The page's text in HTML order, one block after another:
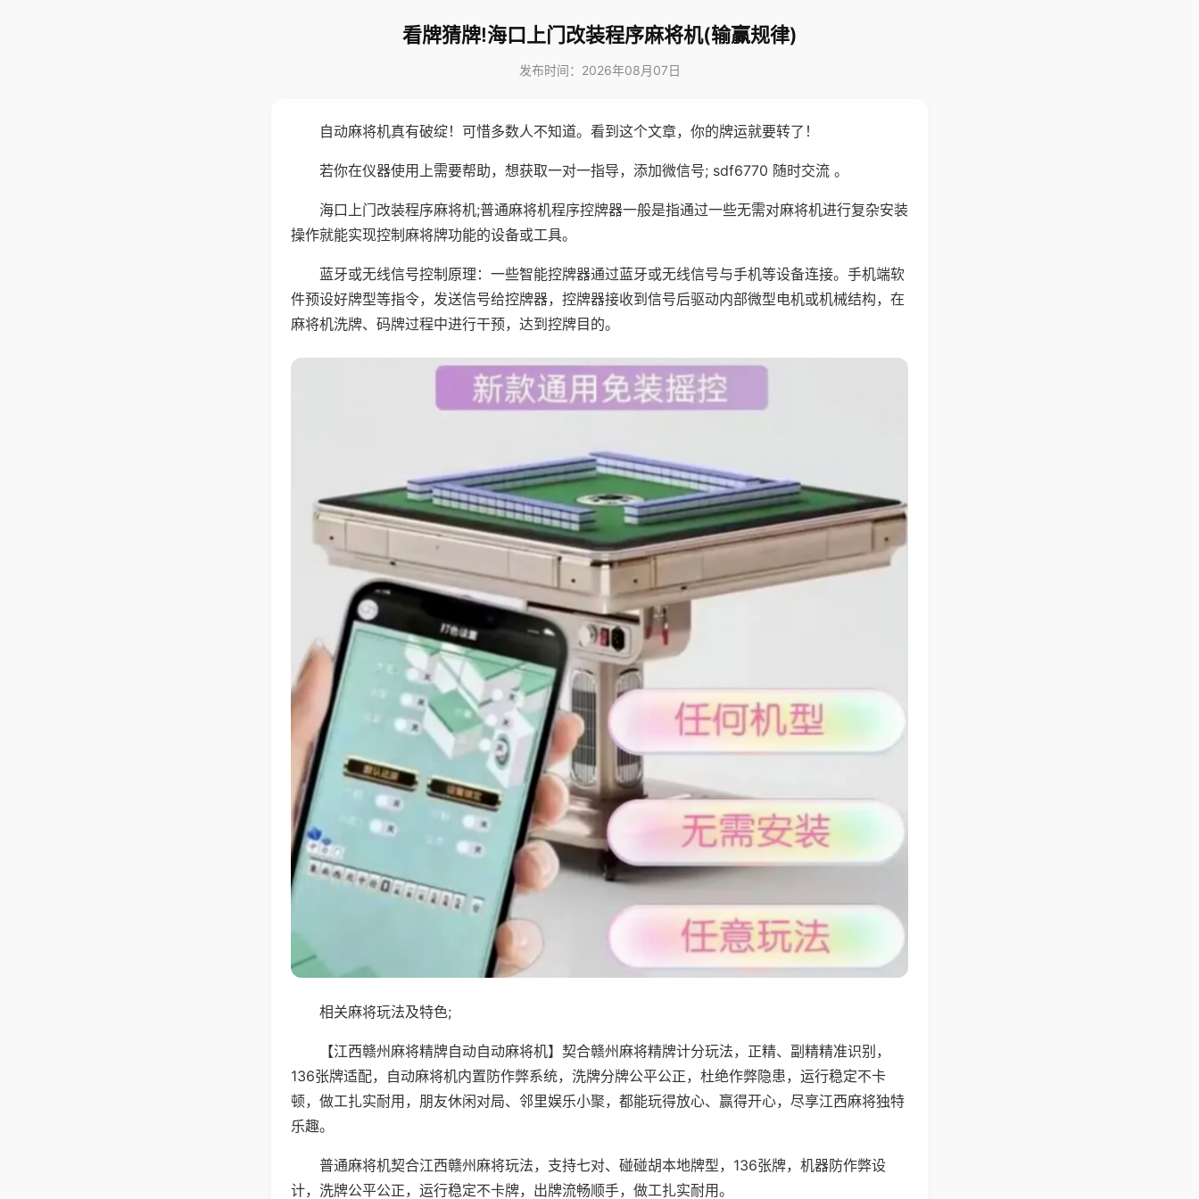
看牌猜牌!海口上门改装程序麻将机(输赢规律)
发布时间：2026年08月07日
自动麻将机真有破绽！可惜多数人不知道。看到这个文章，你的牌运就要转了！
若你在仪器使用上需要帮助，想获取一对一指导，添加微信号; sdf6770 随时交流 。
海口上门改装程序麻将机;普通麻将机程序控牌器一般是指通过一些无需对麻将机进行复杂安装
操作就能实现控制麻将牌功能的设备或工具。
蓝牙或无线信号控制原理：一些智能控牌器通过蓝牙或无线信号与手机等设备连接。手机端软
件预设好牌型等指令，发送信号给控牌器，控牌器接收到信号后驱动内部微型电机或机械结构，在
麻将机洗牌、码牌过程中进行干预，达到控牌目的。
相关麻将玩法及特色;
【江西赣州麻将精牌自动自动麻将机】契合赣州麻将精牌计分玩法，正精、副精精准识别，
136张牌适配，自动麻将机内置防作弊系统，洗牌分牌公平公正，杜绝作弊隐患，运行稳定不卡
顿，做工扎实耐用，朋友休闲对局、邻里娱乐小聚，都能玩得放心、赢得开心，尽享江西麻将独特
乐趣。
普通麻将机契合江西赣州麻将玩法，支持七对、碰碰胡本地牌型，136张牌，机器防作弊设
计，洗牌公平公正，运行稳定不卡牌，出牌流畅顺手，做工扎实耐用。